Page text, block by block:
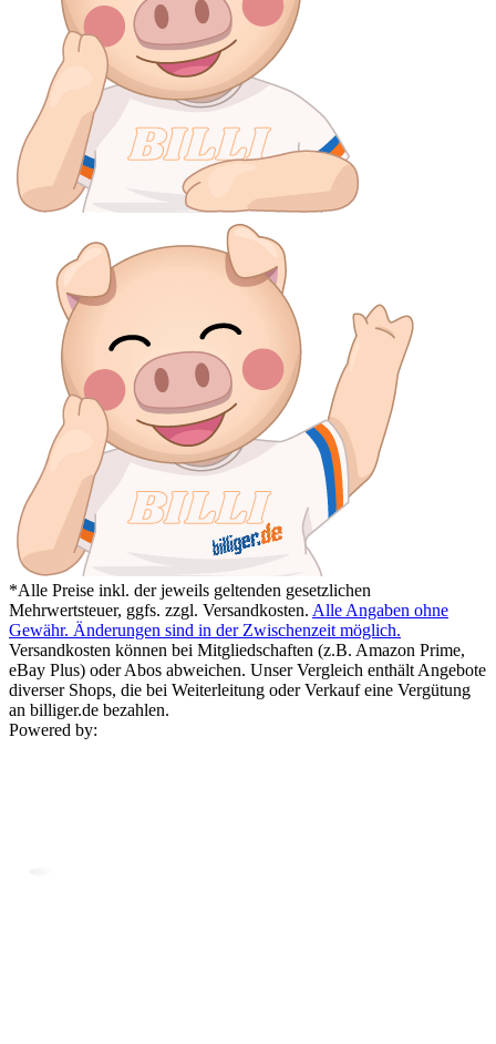
*Alle Preise inkl. der jeweils geltenden gesetzlichen
Mehrwertsteuer, ggfs. zzgl. Versandkosten. Alle Angaben ohne
Gewähr. Änderungen sind in der Zwischenzeit möglich.
Versandkosten können bei Mitgliedschaften (z.B. Amazon Prime,
eBay Plus) oder Abos abweichen. Unser Vergleich enthält Angebote
diverser Shops, die bei Weiterleitung oder Verkauf eine Vergütung
an billiger.de bezahlen.
Powered by: